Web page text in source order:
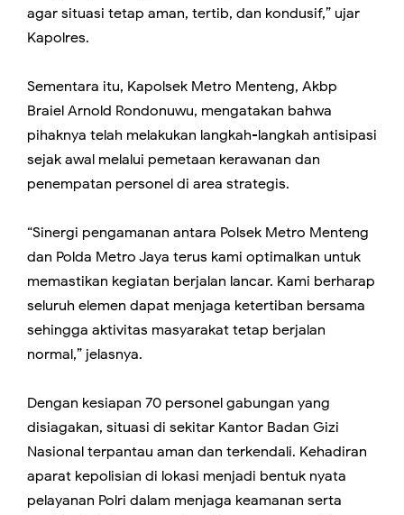
agar situasi tetap aman, tertib, dan kondusif,” ujar
Kapolres.
Sementara itu, Kapolsek Metro Menteng, Akbp
Braiel Arnold Rondonuwu, mengatakan bahwa
pihaknya telah melakukan langkah-langkah antisipasi
sejak awal melalui pemetaan kerawanan dan
penempatan personel di area strategis.
“Sinergi pengamanan antara Polsek Metro Menteng
dan Polda Metro Jaya terus kami optimalkan untuk
memastikan kegiatan berjalan lancar. Kami berharap
seluruh elemen dapat menjaga ketertiban bersama
sehingga aktivitas masyarakat tetap berjalan
normal,” jelasnya.
Dengan kesiapan 70 personel gabungan yang
disiagakan, situasi di sekitar Kantor Badan Gizi
Nasional terpantau aman dan terkendali. Kehadiran
aparat kepolisian di lokasi menjadi bentuk nyata
pelayanan Polri dalam menjaga keamanan serta